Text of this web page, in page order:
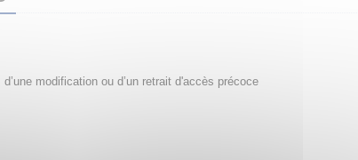
modification ou d’un retrait d'accès précoce